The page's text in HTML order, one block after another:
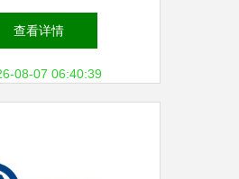
金的环保逆行者
查看详情
08-07 06:40:39